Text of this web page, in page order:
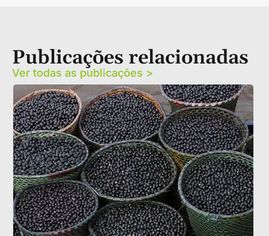
Publicações relacionadas
Ver todas as publicações >